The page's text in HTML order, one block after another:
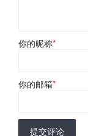
你的昵称*
你的邮箱*
提交评论